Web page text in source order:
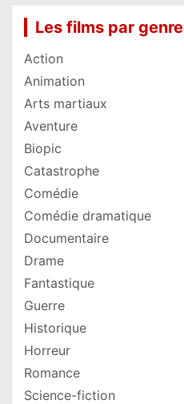
Les films par genre
Action
Animation
Arts martiaux
Aventure
Biopic
Catastrophe
Comédie
Comédie dramatique
Documentaire
Drame
Fantastique
Guerre
Historique
Horreur
Romance
Science-fiction